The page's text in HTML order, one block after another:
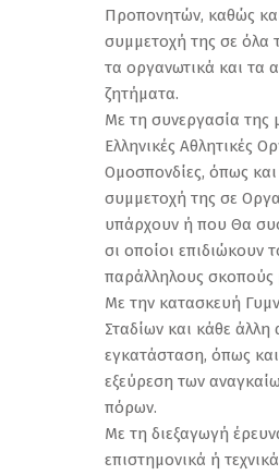
Προπονητών, καθώς
συμμετοχή της σε όλα
τα οργανωτικά και τα
ζητήματα.
Με τη συνεργασία της
Ελληνικές Αθλητικές
Ομοσπονδίες, όπως
συμμετοχή της σε
υπάρχουν ή που Θα
σι οποίοι επιδιώκουν
παράλληλους σκοπούς
Με την κατασκευή
Σταδίων και κάθε άλλη
εγκατάσταση, όπως
εξεύρεση των
πόρων.
Με τη διεξαγωγή
επιστημονικά ή